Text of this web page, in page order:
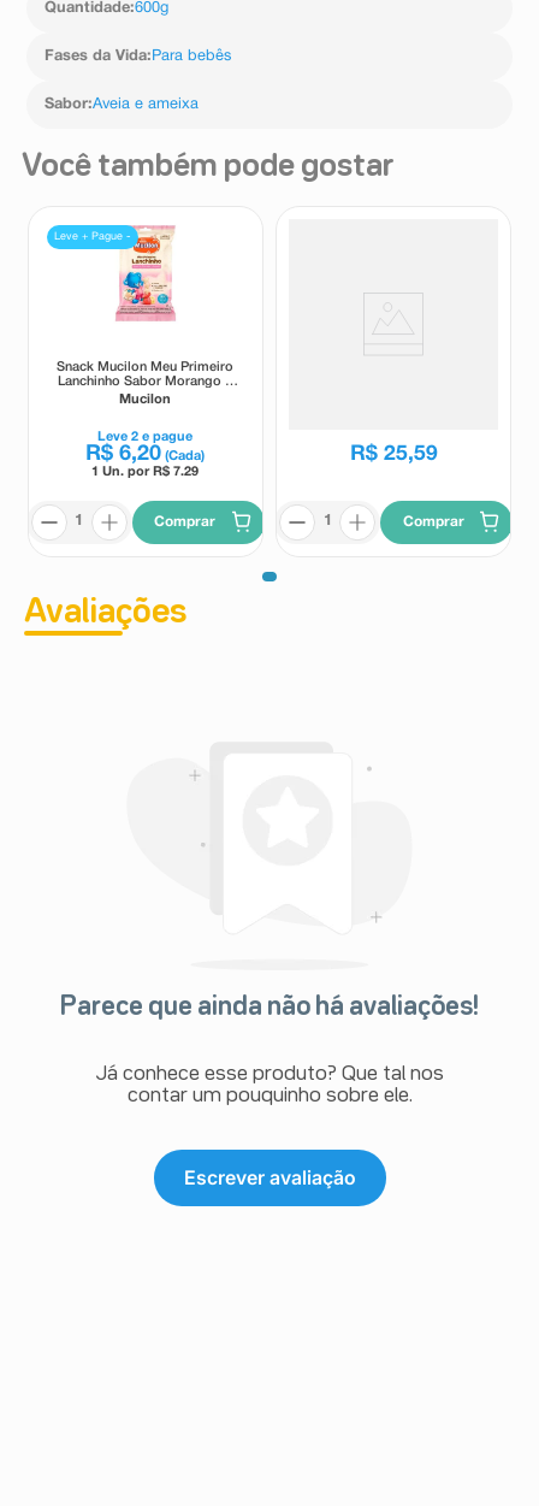
Quantidade:600g
Fases da Vida: Para bebês
Sabor:Aveia e ameixa
Você também pode gostar
Leve + Pague -
Snack Mucilon Meu Primeiro
Lanchinho Sabor Morango e
Banana 35g
Mucilon
Leve2 e pague
R$ 6,20 (Cada)
1 Un. por R$7.29
Comprar
R$ 25,59
Comprar
Avaliações
Parece que ainda não há avaliações!
Já conhece esse produto? Que tal nos
contar um pouquinho sobre ele.
Escrever avaliação